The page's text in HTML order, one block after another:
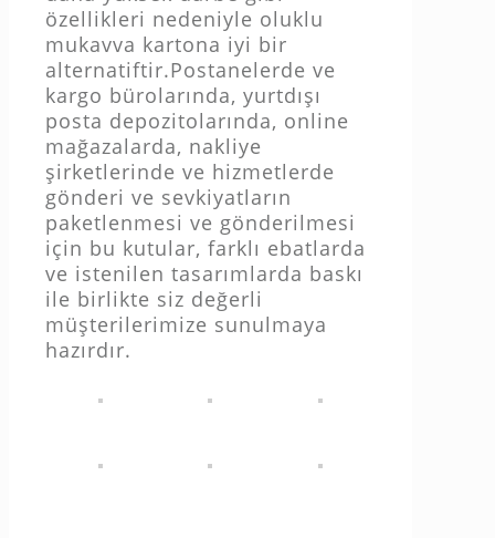
özellikleri nedeniyle oluklu
mukavva kartona iyi bir
alternatiftir.Postanelerde ve
kargo bürolarında, yurtdışı
posta depozitolarında, online
mağazalarda, nakliye
şirketlerinde ve hizmetlerde
gönderi ve sevkiyatların
paketlenmesi ve gönderilmesi
için bu kutular, farklı ebatlarda
ve istenilen tasarımlarda baskı
ile birlikte siz değerli
müşterilerimize sunulmaya
hazırdır.